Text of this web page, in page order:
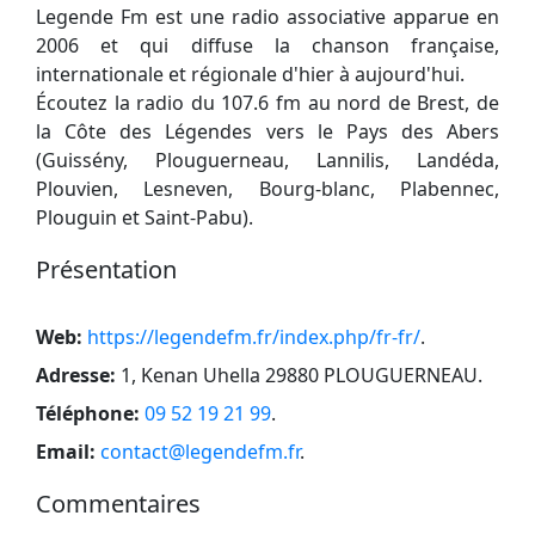
Legende Fm est une radio associative apparue en
2006 et qui diffuse la chanson française,
internationale et régionale d'hier à aujourd'hui.
Écoutez la radio du 107.6 fm au nord de Brest, de
la Côte des Légendes vers le Pays des Abers
(Guissény, Plouguerneau, Lannilis, Landéda,
Plouvien, Lesneven, Bourg-blanc, Plabennec,
Plouguin et Saint-Pabu).
Présentation
Web: https://legendefm.fr/index.php/fr-fr/.
Adresse: 1, Kenan Uhella 29880 PLOUGUERNEAU.
Téléphone: 09 52 19 21 99.
Email: contact@legendefm.fr.
Commentaires